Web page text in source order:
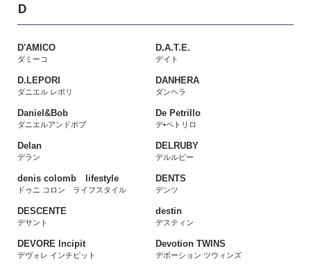
D
D'AMICO
ダミーコ
D.A.T.E.
デイト
D.LEPORI
ダニエル レポリ
DANHERA
ダンヘラ
Daniel&Bob
ダニエルアンドボブ
De Petrillo
デ•ペトリロ
Delan
デラン
DELRUBY
デルルビー
denis colomb lifestyle
ドゥニ コロン ライフスタイル
DENTS
デンツ
DESCENTE
デサント
destin
デスティン
DEVORE Incipit
デヴォレ インチピット
Devotion TWINS
デボーション ツウィンズ